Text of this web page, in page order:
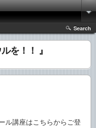
Search
を！！ 』
ル講座はこちらからご登